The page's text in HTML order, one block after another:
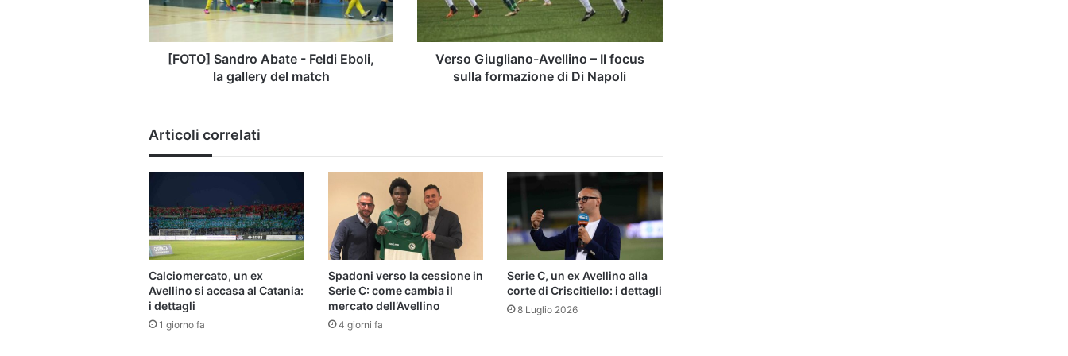
la
gallery
del
match[FOTO] Sandro Abate - Feldi Eboli,
la gallery del match
formazione
di
Verso Giugliano-Avellino – Il focus
sulla formazione di Di Napoli
Articoli correlati
Calciomercato, un ex
Avellino si accasa al Catania:
i dettagli
1 giorno fa
Spadoni verso la cessione in
Serie C: come cambia il
mercato dell’Avellino
4 giorni fa
Serie C, un ex Avellino alla
corte di Criscitiello: i dettagli
8 Luglio 2026